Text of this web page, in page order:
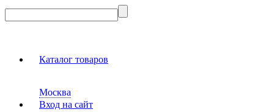
Каталог товаров
Москва
Вход на сайт